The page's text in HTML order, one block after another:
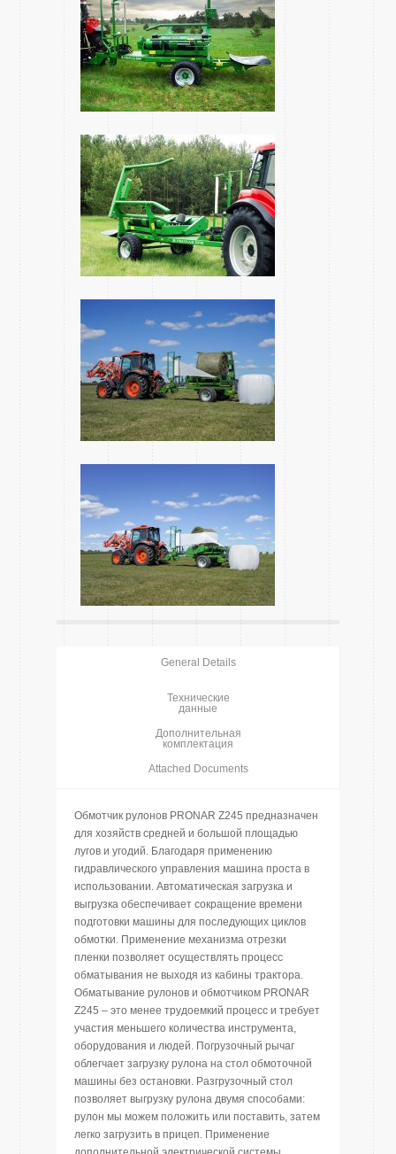
General Details
Технические
данные
Дополнительная
комплектация
Attached Documents
Обмотчик рулонов PRONAR Z245 предназначен
для хозяйств средней и большой площадью
лугов и угодий. Благодаря применению
гидравлического управления машина проста в
использовании. Автоматическая загрузка и
выгрузка обеспечивает сокращение времени
подготовки машины для последующих циклов
обмотки. Применение механизма отрезки
пленки позволяет осуществлять процесс
обматывания не выходя из кабины трактора.
Обматывание рулонов и обмотчиком PRONAR
Z245 – это менее трудоемкий процесс и требует
участия меньшего количества инструмента,
оборудования и людей. Погрузочный рычаг
облегчает загрузку рулона на стол обмоточной
машины без остановки. Разгрузочный стол
позволяет выгрузку рулона двумя способами:
рулон мы можем положить или поставить, затем
легко загрузить в прицеп. Применение